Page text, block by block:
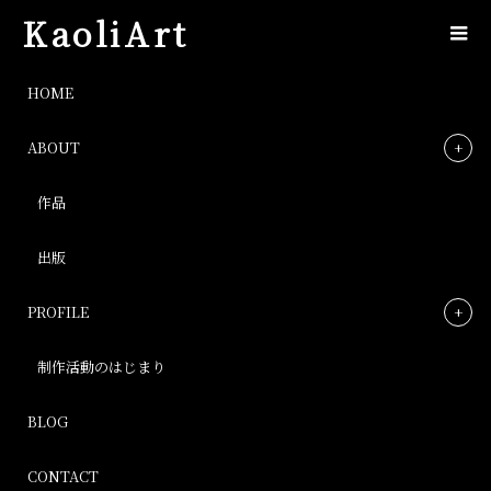
KaoliArt
HOME
ABOUT
作品
出版
PROFILE
制作活動のはじまり
BLOG
CONTACT
image
Post